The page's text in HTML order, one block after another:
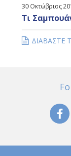
30 Οκτώβριος
Τι
ΔΙΑΒΑΣΤΕ